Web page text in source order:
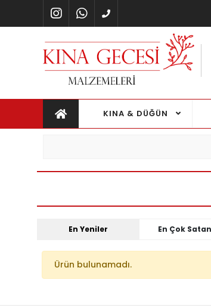
YÖNTEMI ILE %100 GÜVENLI ALIŞVERIŞ
KINA & DÜĞÜN
En Yeniler En Çok
Ürün bulunamadı.